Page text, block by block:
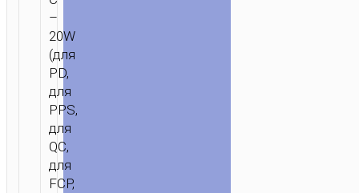
ГЛАВНАЯ
АВТОМОБИЛЯ
ЗАРЯДНЫЕ
ЗАРЯДНОЕ
УСТРОЙСТВО
–
20W
(для
PD,
для
PPS,
для
QC,
для
FCP,